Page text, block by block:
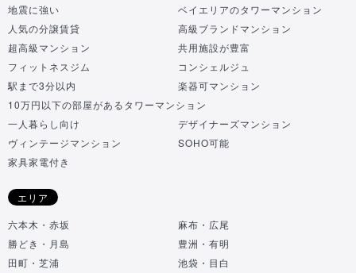
地震に強い
ベイエリアのタワーマンション
人気の分譲賃貸
高級ブランドマンション
超高級マンション
共用施設が豊富
フィットネスジム
コンシェルジュ
駅まで3分以内
楽器可マンション
10万円以下の部屋があるタワーマンション
一人暮らし向け
デザイナーズマンション
ヴィンテージマンション
SOHO可能
家具家電付き
エリア
六本木・赤坂
麻布・広尾
勝どき・月島
豊洲・有明
田町・芝浦
池袋・目白